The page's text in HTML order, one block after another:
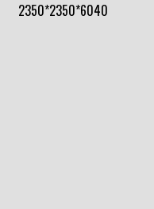
2350*2350*6040